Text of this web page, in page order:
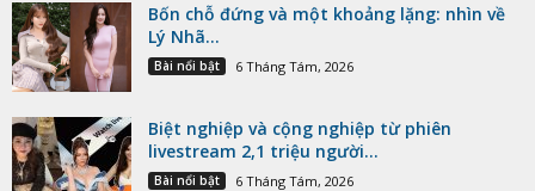
Bốn chỗ đứng và một khoảng lặng: nhìn về
Lý Nhã...
Bài nổi bật 6 Tháng Tám, 2026
Biệt nghiệp và cộng nghiệp từ phiên
livestream 2,1 triệu người...
Bài nổi bật 6 Tháng Tám, 2026